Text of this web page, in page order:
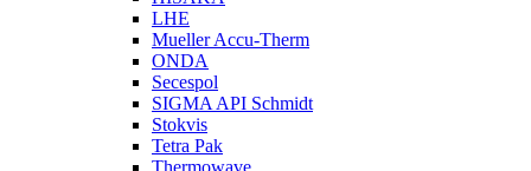
LHE
Mueller Accu-Therm
ONDA
Secespol
SIGMA API Schmidt
Stokvis
Tetra Pak
Thermowave